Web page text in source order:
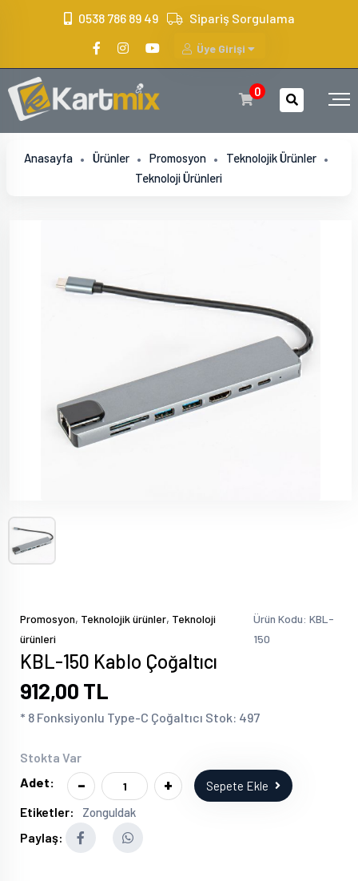
0538 786 89 49 Sipariş Sorgulama
Üye Girişi
0
Anasayfa Ürünler Promosyon
Teknolojik Ürünler
Teknoloji Ürünleri
Promosyon, Teknolojik ürünler, Teknoloji
ürünleri
Ürün Kodu: KBL-
150
KBL-150 Kablo Çoğaltıcı
912,00 TL
* 8 Fonksiyonlu Type-C Çoğaltıcı Stok: 497
Stokta Var
Adet:
- + Sepete Ekle
Etiketler: Zonguldak
Paylaş: